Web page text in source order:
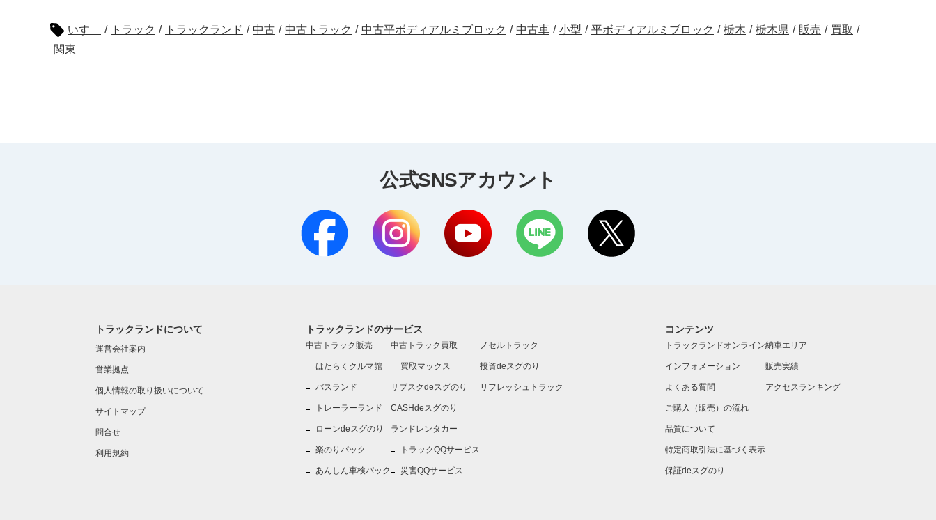
いすゞ / トラック / トラックランド / 中古 / 中古トラック / 中古平ボディアルミブロック / 中古車 / 小型 / 平ボディアルミブロック / 栃木 / 栃木県 / 販売 / 買取 /
関東
公式SNSアカウント
トラックランドについて
運営会社案内
営業拠点
個人情報の取り扱いについて
サイトマップ
問合せ
利用規約
トラックランドのサービス
中古トラック販売
はたらくクルマ館
バスランド
トレーラーランド
ローンdeスグのり
楽のりパック
あんしん車検パック
中古トラック買取
買取マックス
サブスクdeスグのり
CASHdeスグのり
ランドレンタカー
トラックQQサービス
災害QQサービス
ノセルトラック
投資deスグのり
リフレッシュトラック
コンテンツ
トラックランドオンライン
インフォメーション
よくある質問
ご購入（販売）の流れ
品質について
特定商取引法に基づく表示
保証deスグのり
納車エリア
販売実績
アクセスランキング